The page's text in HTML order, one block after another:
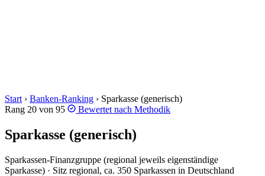
Start › Banken-Ranking › Sparkasse (generisch)
Rang 20 von 95
Bewertet nach Methodik
Sparkasse (generisch)
Sparkassen-Finanzgruppe (regional jeweils eigenständige
Sparkasse) · Sitz regional, ca. 350 Sparkassen in Deutschland